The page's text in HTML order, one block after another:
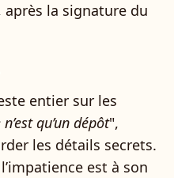
la signature du
entier sur les
n’est qu’un dépôt",
les détails secrets.
est à son